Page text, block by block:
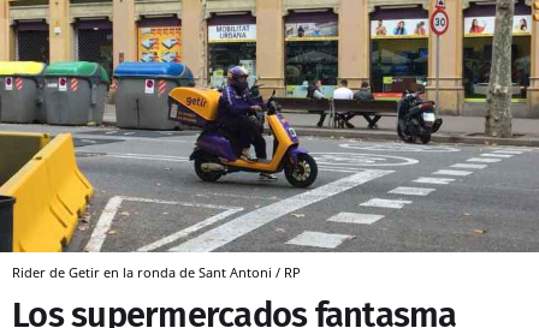
Rider de Getir en la ronda de Sant Antoni / RP
Los supermercados fantasma